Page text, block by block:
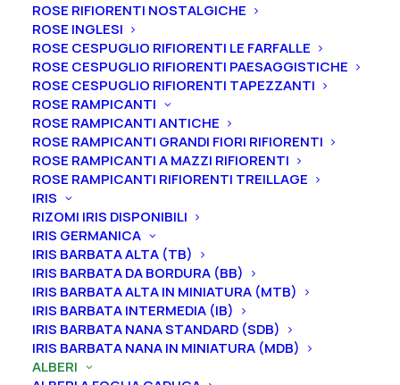
ROSE RIFIORENTI NOSTALGICHE
ROSE INGLESI
ROSE CESPUGLIO RIFIORENTI LE FARFALLE
ROSE CESPUGLIO RIFIORENTI PAESAGGISTICHE
ROSE CESPUGLIO RIFIORENTI TAPEZZANTI
ROSE RAMPICANTI
ROSE RAMPICANTI ANTICHE
ROSE RAMPICANTI GRANDI FIORI RIFIORENTI
ROSE RAMPICANTI A MAZZI RIFIORENTI
ROSE RAMPICANTI RIFIORENTI TREILLAGE
IRIS
RIZOMI IRIS DISPONIBILI
IRIS GERMANICA
IRIS BARBATA ALTA (TB)
IRIS BARBATA DA BORDURA (BB)
IRIS BARBATA ALTA IN MINIATURA (MTB)
IRIS BARBATA INTERMEDIA (IB)
IRIS BARBATA NANA STANDARD (SDB)
IRIS BARBATA NANA IN MINIATURA (MDB)
ALBERI
Pero “Conference”
18,00€
Maturazione: Inizio Settembre
Autosterile – si impollina con: “Decana”, “Williams”,
“Kaiser, “Favorita di Clapp”, “Dr. J. Guyot”
Sapore: aromatica, dolce, succosa
Buccia: verde giallastra, con lenticelle scure e una
patina rugginosa
Polpa: fine, bianco verso il crema
Forma: allungata, frutto medio/grande
Curiosità: Ottima per il consumo fresco ma può
essere conservata a lungo